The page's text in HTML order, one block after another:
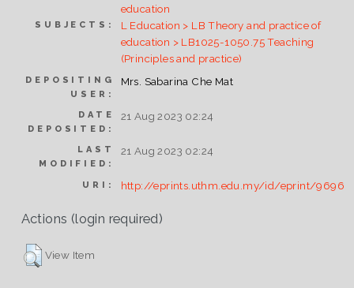
SUBJECTS:
education
L Education > LB Theory and practice of
education > LB1025-1050.75 Teaching
(Principles and practice)
DEPOSITING
USER:
Mrs. Sabarina Che Mat
DATE
DEPOSITED:
21 Aug 2023 02:24
LAST
MODIFIED:
21 Aug 2023 02:24
URI: http://eprints.uthm.edu.my/id/eprint/9696
Actions (login required)
View Item